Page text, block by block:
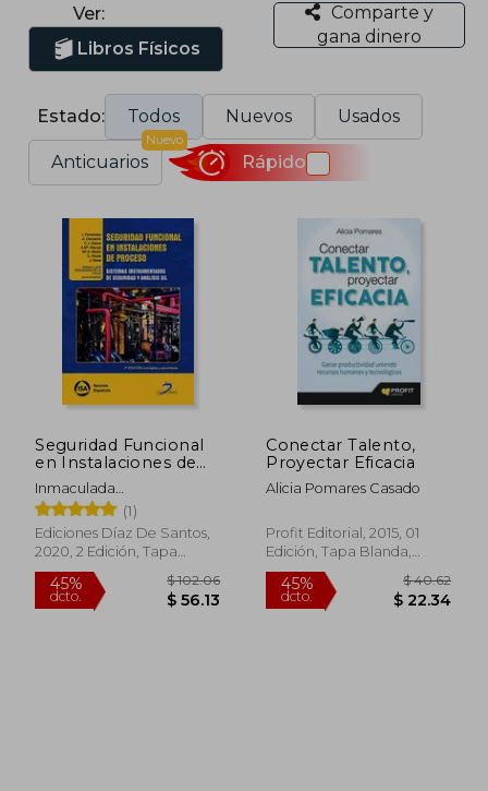
Ver:
Libros Físicos
Comparte y
gana dinero
Estado: Todos Nuevos Usados
Anticuarios
Nuevo
Rápido
Seguridad Funcional
en Instalaciones de
Proceso 2ª
Edición(Sistemas
Instrumentados de
Seguridad y Analisis
Sil): Sistemas
Seguridad y Análisis sil
Inmaculada
Fern&Aacute;Ndez De La
Calle
(1)
Ediciones Díaz De Santos,
2020, 2 Edición, Tapa
Blanda, Nuevo
Conectar Talento,
Proyectar Eficacia
Alicia Pomares Casado
Profit Editorial, 2015, 01
Edición, Tapa Blanda,
Nuevo